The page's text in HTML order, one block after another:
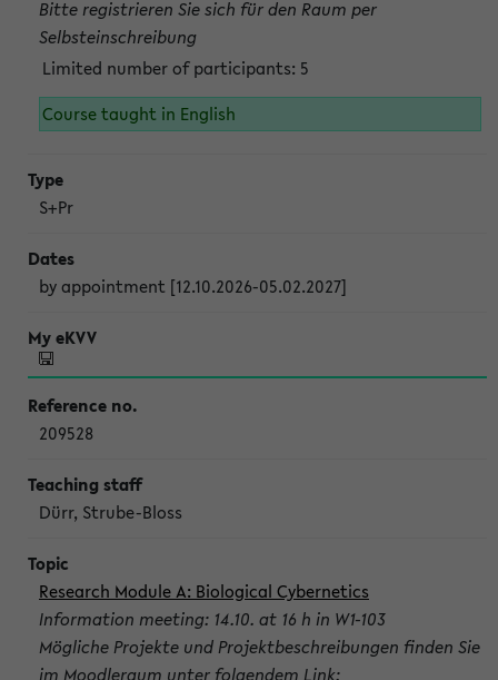
Bitte registrieren Sie sich für den Raum per
Selbsteinschreibung
Limited number of participants: 5
Course taught in English
S+Pr
by appointment [12.10.2026-05.02.2027]
209528
Dürr, Strube-Bloss
Research Module A: Biological Cybernetics
Information meeting: 14.10. at 16 h in W1-103
Mögliche Projekte und Projektbeschreibungen finden Sie
im Moodleraum unter folgendem Link: